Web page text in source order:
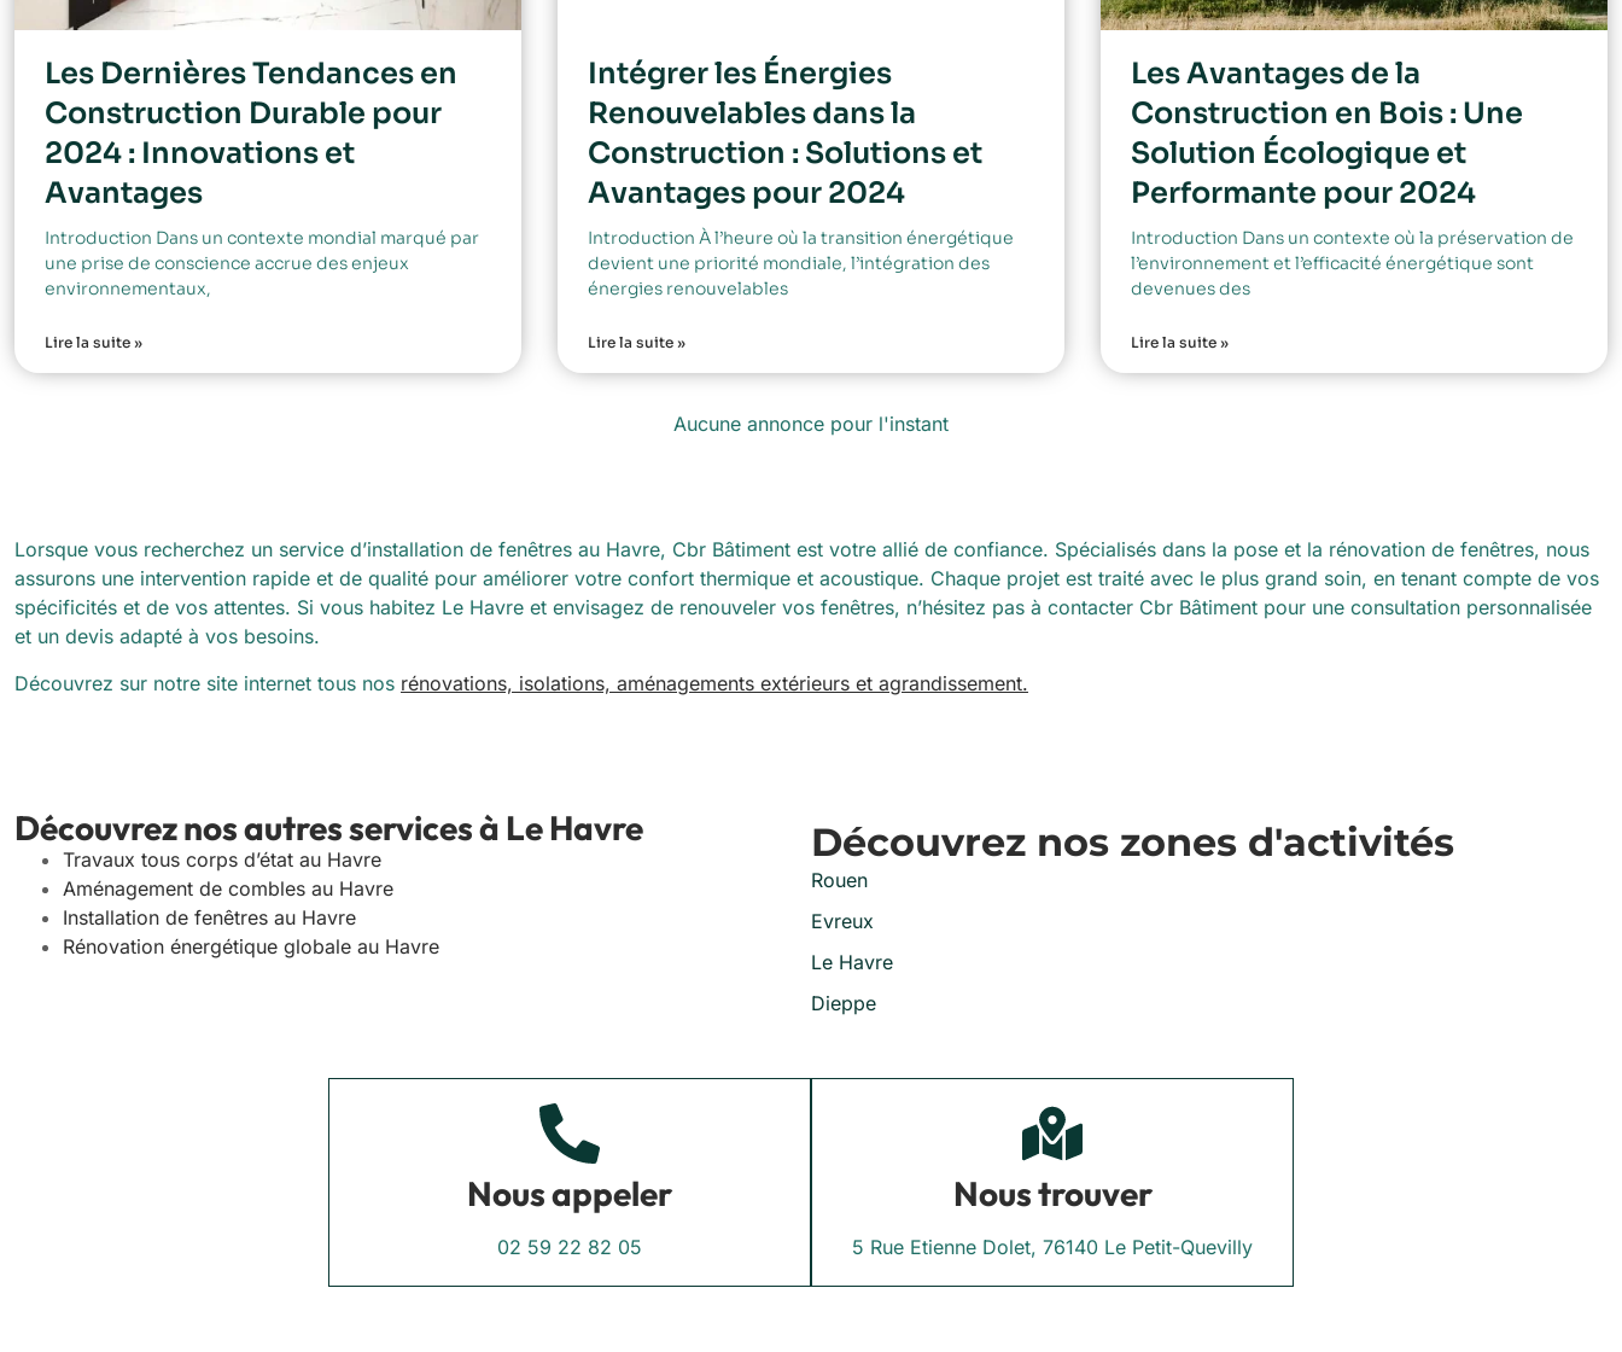
Les Dernières Tendances en
Construction Durable pour
2024 : Innovations et
Avantages
Introduction Dans un contexte mondial marqué par
une prise de conscience accrue des enjeux
environnementaux,
Lire la suite »
Intégrer les Énergies
Renouvelables dans la
Construction : Solutions et
Avantages pour 2024
Introduction À l’heure où la transition énergétique
devient une priorité mondiale, l’intégration des
énergies renouvelables
Lire la suite »
Les Avantages de la
Construction en Bois : Une
Solution Écologique et
Performante pour 2024
Introduction Dans un contexte où la préservation de
l’environnement et l’efficacité énergétique sont
devenues des
Lire la suite »
Aucune annonce pour l'instant
Lorsque vous recherchez un service d’installation de fenêtres au Havre, Cbr Bâtiment est votre allié de confiance. Spécialisés dans la pose et la rénovation de fenêtres, nous
assurons une intervention rapide et de qualité pour améliorer votre confort thermique et acoustique. Chaque projet est traité avec le plus grand soin, en tenant compte de vos
spécificités et de vos attentes. Si vous habitez Le Havre et envisagez de renouveler vos fenêtres, n’hésitez pas à contacter Cbr Bâtiment pour une consultation personnalisée
et un devis adapté à vos besoins.
Découvrez sur notre site internet tous nos rénovations, isolations, aménagements extérieurs et agrandissement.
Découvrez nos autres services à Le Havre
Travaux tous corps d’état au Havre
Aménagement de combles au Havre
Installation de fenêtres au Havre
Rénovation énergétique globale au Havre
Découvrez nos zones d'activités
Rouen
Evreux
Le Havre
Dieppe
Nous appeler
02 59 22 82 05
Nous trouver
5 Rue Etienne Dolet, 76140 Le Petit-Quevilly